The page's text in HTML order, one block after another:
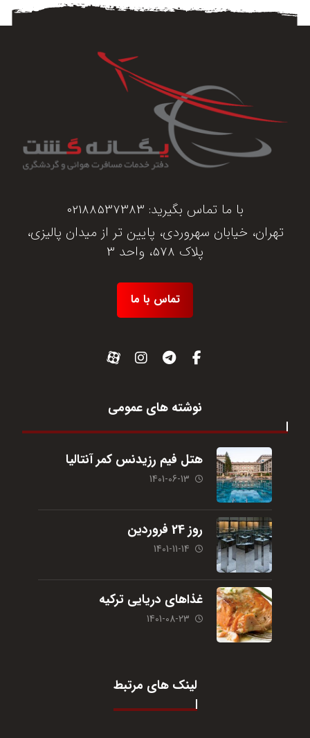
با ما تماس بگیرید: 02188537383
تهران، خیابان سهروردی، پایین تر از میدان پالیزی،
پلاک 578، واحد 3
تماس با ما
نوشته های عمومی
هتل فیم رزیدنس کمر آنتالیا
1401-06-13
روز 24 فروردین
1401-11-14
غذاهای دریایی ترکیه
1401-08-23
لینک های مرتبط